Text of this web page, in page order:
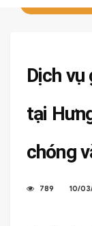
Dịch vụ
tại
chóng
789 10/